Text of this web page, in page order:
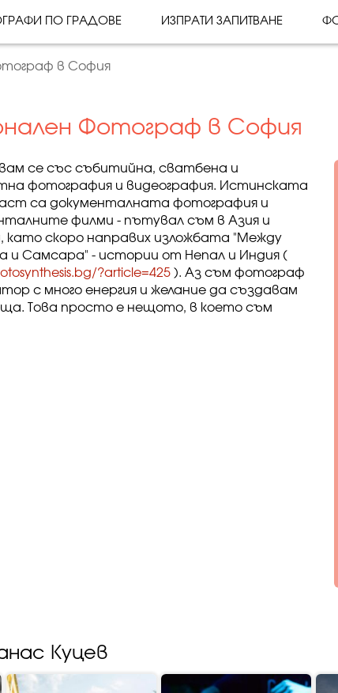
ПО ГРАДОВЕ ИЗПРАТИ ЗАПИТВАНЕ
в София
Фотограф в София
се със събитийна, сватбена и
фотография и видеография. Истинската
са документалната фотография и
филми - пътувал съм в Азия и
като скоро направих изложбата "Между
и Самсара" - истории от Непал и Индия (
?article=425). Аз съм фотограф
с много енергия и желание да създавам
Това просто е нещото, в което съм
Куцев